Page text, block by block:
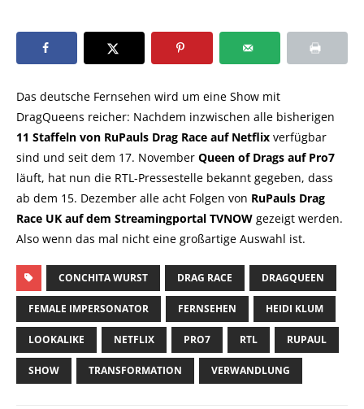
Das deutsche Fernsehen wird um eine Show mit
DragQueens reicher: Nachdem inzwischen alle bisherigen
11 Staffeln von RuPauls Drag Race auf Netflix verfügbar
sind und seit dem 17. November Queen of Drags auf Pro7
läuft, hat nun die RTL-Pressestelle bekannt gegeben, dass
ab dem 15. Dezember alle acht Folgen von RuPauls Drag
Race UK auf dem Streamingportal TVNOW gezeigt werden.
Also wenn das mal nicht eine großartige Auswahl ist.
CONCHITA WURST DRAG RACE DRAGQUEEN
FEMALE IMPERSONATOR FERNSEHEN HEIDI KLUM
LOOKALIKE NETFLIX PRO7 RTL RUPAUL
SHOW TRANSFORMATION VERWANDLUNG